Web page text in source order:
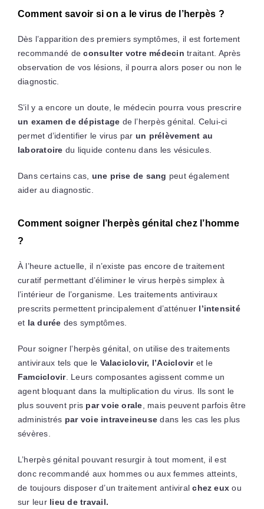
Comment savoir si on a le virus de l’herpès ?
Dès l’apparition des premiers symptômes, il est fortement
recommandé deconsulter votre médecin traitant. Après
observation de vos lésions, il pourra alors poser ou non le
diagnostic.
S’il y a encore un doute, le médecin pourra vous prescrire
un examen de dépistage de l’herpès génital. Celui-ci
permet d’identifier le virus par un prélèvement au
laboratoire du liquide contenu dans les vésicules.
Dans certains cas, une prise de sang peut également
aider au diagnostic.
Comment soigner l’herpès génital chez l’homme
?
À l’heure actuelle, il n’existe pas encore de traitement
curatif permettant d’éliminer le virus herpès simplex à
l’intérieur de l’organisme. Les traitements antiviraux
prescrits permettent principalement d’atténuer l’intensité
et la durée des symptômes.
Pour soigner l’herpès génital, on utilise des traitements
antiviraux tels que le Valaciclovir, l’Acicloviret le
Famciclovir. Leurs composantes agissent comme un
agent bloquant dans la multiplication du virus. Ils sont le
plus souvent pris par voie orale , mais peuvent parfois être
administrés par voie intraveineuse dans les cas les plus
sévères.
L’herpès génital pouvant resurgir à tout moment, il est
donc recommandé aux hommes ou aux femmes atteints,
de toujours disposer d’un traitement antiviralchez eux ou
sur leur lieu de travail.